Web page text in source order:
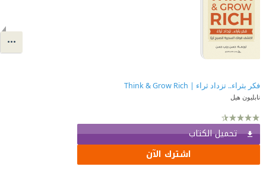
فكر بثراء.. تزداد ثراء | Think & Grow Rich
نابليون هيل
تحميل الكتاب
اشترك الآن